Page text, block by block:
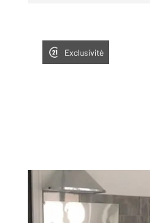
Exclusivité
BAGNOLS SUR CEZE 30
37 m2, 2 pièces
Ref : 9246